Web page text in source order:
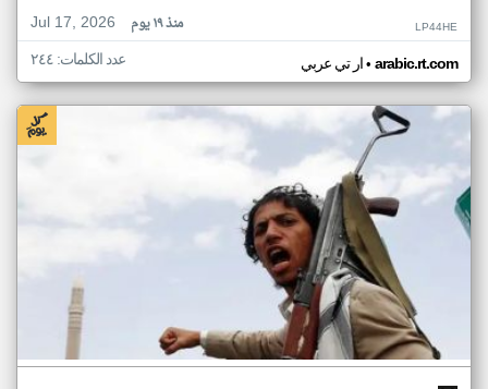
Jul 17, 2026
منذ ١٩ يوم LP44HE
ار تي عربي• arabic.rt.com عدد الكلمات: ٢٤٤